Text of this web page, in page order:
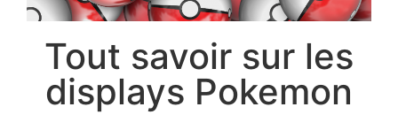
Tout savoir sur les
displays Pokemon